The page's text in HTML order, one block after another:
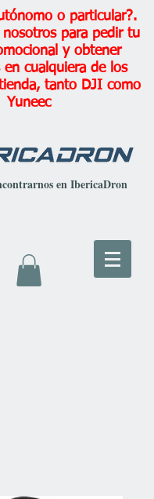
o particular?.
para pedir tu
y obtener
en cualquiera de los
tanto DJI como
Yuneec
en IbericaDron